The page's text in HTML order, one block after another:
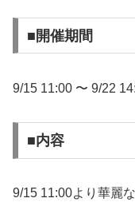
■開催期間
9/15 11:00 〜 9/22
■内容
9/15 11:00より華麗